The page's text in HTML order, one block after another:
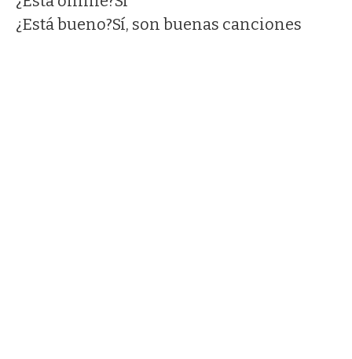
¿Está bueno?Sí, son buenas canciones